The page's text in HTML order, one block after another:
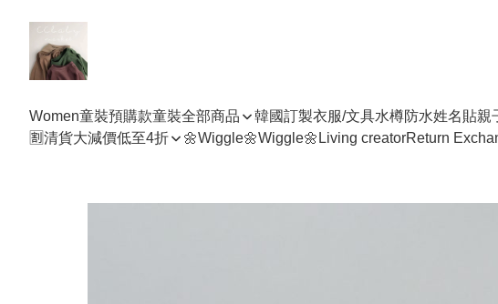
Women童裝預購款童裝全部商品 韓國訂製衣服/文具水樽防水姓名貼親
🈹清貨大減價低至4折
🌼Wiggle🌼Wiggle🌼 Living creatorReturn